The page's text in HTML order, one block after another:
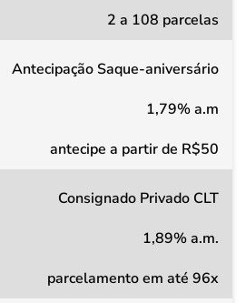
2 a 108 parcelas
Antecipação Saque-aniversário
1,79% a.m
antecipe a partir de R$50
Consignado Privado CLT
1,89% a.m.
parcelamento em até 96x